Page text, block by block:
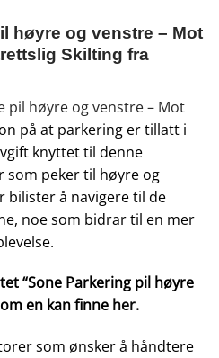
høyre og venstre – Mot
Skilting fra
pil høyre og venstre – Mot
på at parkering er tillatt i
knyttet til denne
som peker til høyre og
bilister å navigere til de
noe som bidrar til en mer
“Sone Parkering pil høyre
en kan finne her.
som ønsker å håndtere